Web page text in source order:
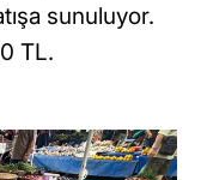
sunuluyor.
TL.